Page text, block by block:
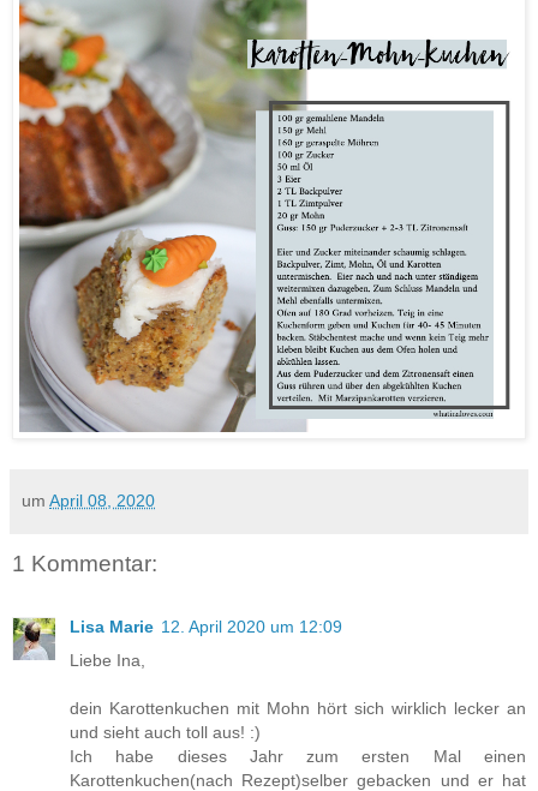
um April 08, 2020
1 Kommentar:
Lisa Marie 12. April 2020 um 12:09
Liebe Ina,
dein Karottenkuchen mit Mohn hört sich wirklich lecker an
und sieht auch toll aus! :)
Ich habe dieses Jahr zum ersten Mal einen
Karottenkuchen(nach Rezept)selber gebacken und er hat